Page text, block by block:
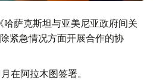
萨克斯坦与亚美尼亚政府间关
紧急情况方面开展合作的协
在阿拉木图签署。